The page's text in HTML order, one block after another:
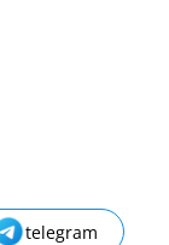
telegram